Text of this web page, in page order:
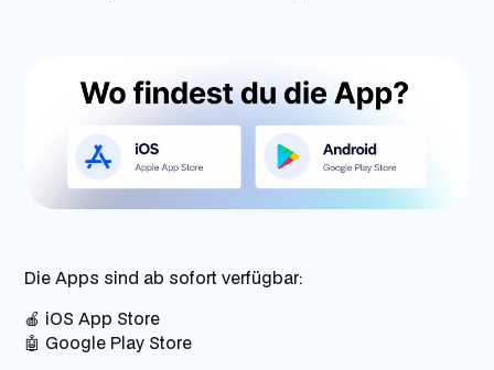
Die Apps sind ab sofort verfügbar:
🍎 iOS App Store
🤖 Google Play Store